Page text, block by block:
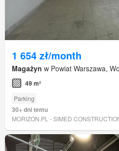
1 654 zł/month
Magażyn w Powiat Warszawa,
49 m²
Parking
30+ dni temu